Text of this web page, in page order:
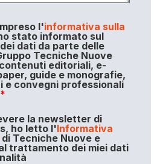
l'informativa sulla
stato informato sul
dati da parte delle
Tecniche Nuove
editoriali, e-
guide e monografie,
e convegni professionali
*
la newsletter di
ho letto l'Informativa
Tecniche Nuove e
trattamento dei miei dati